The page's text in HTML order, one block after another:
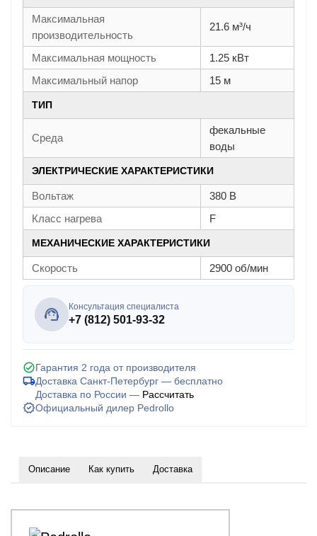
Максимальная
производительность
21.6 м³/ч
Максимальная мощность
1.25 кВт
Максимальный напор
15 м
ТИП
Среда
фекальные
воды
ЭЛЕКТРИЧЕСКИЕ ХАРАКТЕРИСТИКИ
Вольтаж
380 В
Класс нагрева
F
МЕХАНИЧЕСКИЕ ХАРАКТЕРИСТИКИ
Скорость 2900 об/мин
Консультация специалиста
+7 (812) 501-93-32
Гарантия 2 года от производителя
Доставка Санкт-Петербург — бесплатно
Доставка по России — Рассчитать
Официальный дилер Pedrollo
Описание Как купить Доставка